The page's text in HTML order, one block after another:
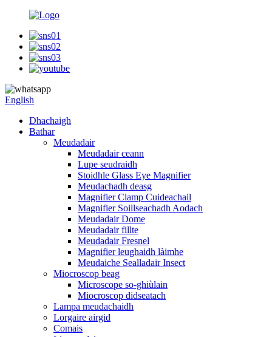
English
Dhachaigh
Bathar
Meudadair
Meudadair ceann
Lupe seudraidh
Stoidhle Glass Eye Magnifier
Meudachadh deasg
Magnifier Clamp Cuideachail
Magnifier Soillseachadh Aodach
Meudadair Dome
Meudadair fillte
Meudadair Fresnel
Magnifier leughaidh làimhe
Meudaiche Sealladair Insect
Miocroscop beag
Microscope so-ghiùlain
Miocroscop didseatach
Lampa meudachaidh
Lorgaire airgid
Comais